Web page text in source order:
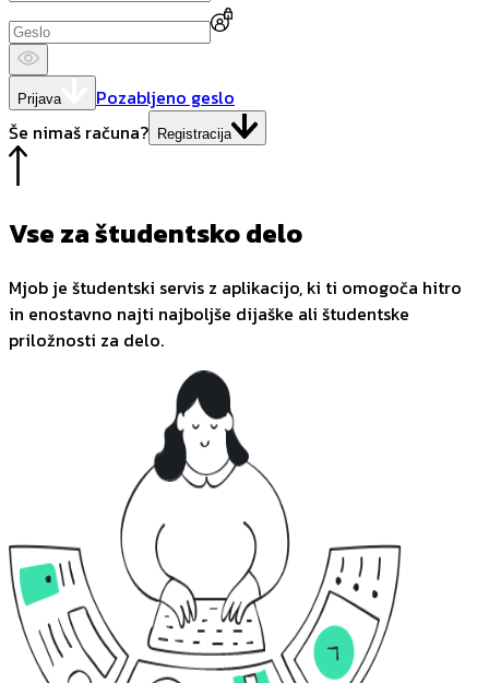
Prijava
Pozabljeno geslo
Še nimaš računa? Registracija
Vse za študentsko delo
Mjob je študentski servis z aplikacijo, ki ti omogoča hitro
in enostavno najti najboljše dijaške ali študentske
priložnosti za delo.